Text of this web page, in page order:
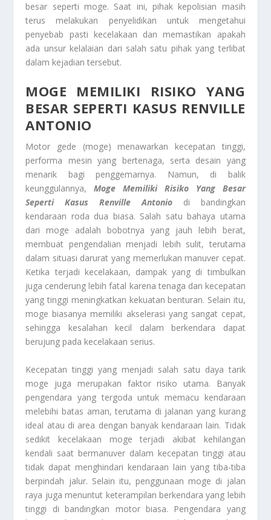
besar seperti moge. Saat ini, pihak kepolisian masih
terus melakukan penyelidikan untuk mengetahui
penyebab pasti kecelakaan dan memastikan apakah
ada unsur kelalaian dari salah satu pihak yang terlibat
dalam kejadian tersebut.
MOGE MEMILIKI RISIKO YANG
BESAR SEPERTI KASUS RENVILLE
ANTONIO
Motor gede (moge) menawarkan kecepatan tinggi,
performa mesin yang bertenaga, serta desain yang
menarik bagi penggemarnya. Namun, di balik
keunggulannya,Moge Memiliki Risiko Yang Besar
Seperti Kasus Renville Antoniodi bandingkan
kendaraan roda dua biasa. Salah satu bahaya utama
dari moge adalah bobotnya yang jauh lebih berat,
membuat pengendalian menjadi lebih sulit, terutama
dalam situasi darurat yang memerlukan manuver cepat.
Ketika terjadi kecelakaan, dampak yang di timbulkan
juga cenderung lebih fatal karena tenaga dan kecepatan
yang tinggi meningkatkan kekuatan benturan. Selain itu,
moge biasanya memiliki akselerasi yang sangat cepat,
sehingga kesalahan kecil dalam berkendara dapat
berujung pada kecelakaan serius.
Kecepatan tinggi yang menjadi salah satu daya tarik
moge juga merupakan faktor risiko utama. Banyak
pengendara yang tergoda untuk memacu kendaraan
melebihi batas aman, terutama di jalanan yang kurang
ideal atau di area dengan banyak kendaraan lain. Tidak
sedikit kecelakaan moge terjadi akibat kehilangan
kendali saat bermanuver dalam kecepatan tinggi atau
tidak dapat menghindari kendaraan lain yang tiba-tiba
berpindah jalur. Selain itu, penggunaan moge di jalan
raya juga menuntut keterampilan berkendara yang lebih
tinggi di bandingkan motor biasa. Pengendara yang